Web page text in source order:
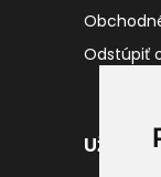
Odstúpiť